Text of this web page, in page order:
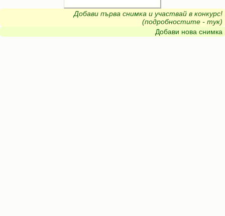
Добави първа снимка и участвай в конкурс!
(подробностите - тук)
Добави нова снимка